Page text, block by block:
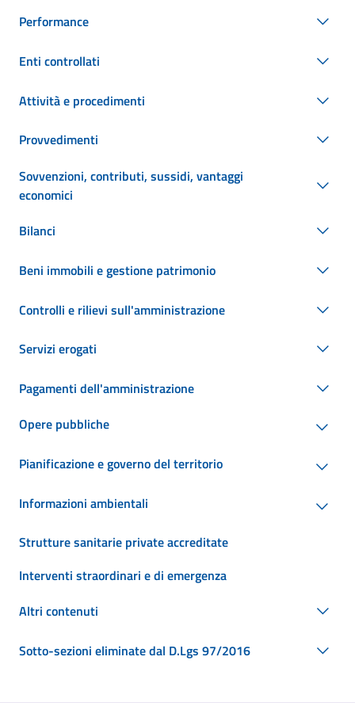
Performance
Enti controllati
Attività e procedimenti
Provvedimenti
Sovvenzioni, contributi, sussidi, vantaggi
economici
Bilanci
Beni immobili e gestione patrimonio
Controlli e rilievi sull'amministrazione
Servizi erogati
Pagamenti dell'amministrazione
Opere pubbliche
Pianificazione e governo del territorio
Informazioni ambientali
Strutture sanitarie private accreditate
Interventi straordinari e di emergenza
Altri contenuti
Sotto-sezioni eliminate dal D.Lgs 97/2016